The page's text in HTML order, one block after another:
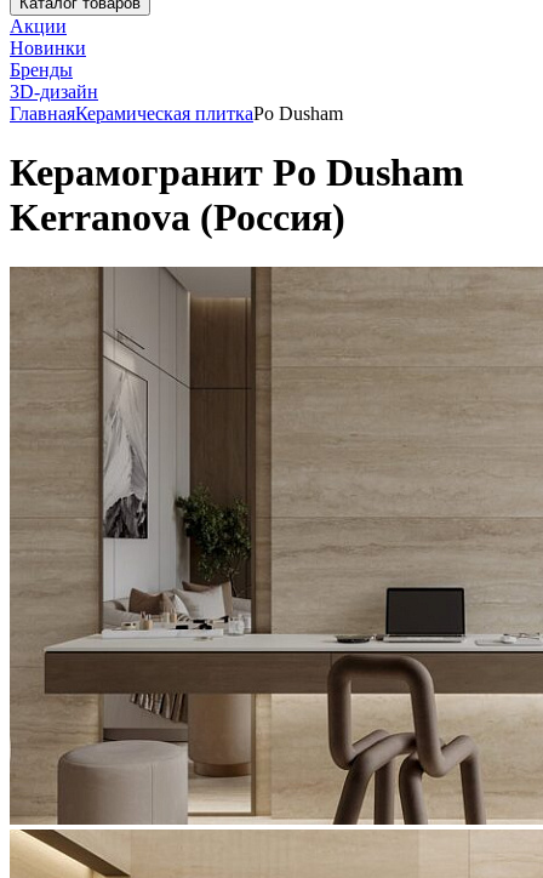
Акции
Новинки
Бренды
3D-дизайн
ГлавнаяКерамическая плиткаPo Dusham
Керамогранит Po Dusham
Kerranova (Россия)